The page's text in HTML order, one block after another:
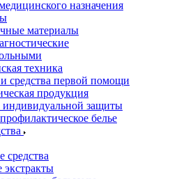
назначения
материалы
техника
средства первой помощи
продукция
индивидуальной защиты
белье
средства
экстракты